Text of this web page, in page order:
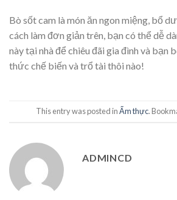
Bò sốt cam là món ăn ngon miệng, bổ
cách làm đơn giản trên, bạn có thể dễ
này tại nhà để chiêu đãi gia đình và bạn
thức chế biến và trổ tài thôi nào!
This entry was posted inẨm thực.
ADMINCD